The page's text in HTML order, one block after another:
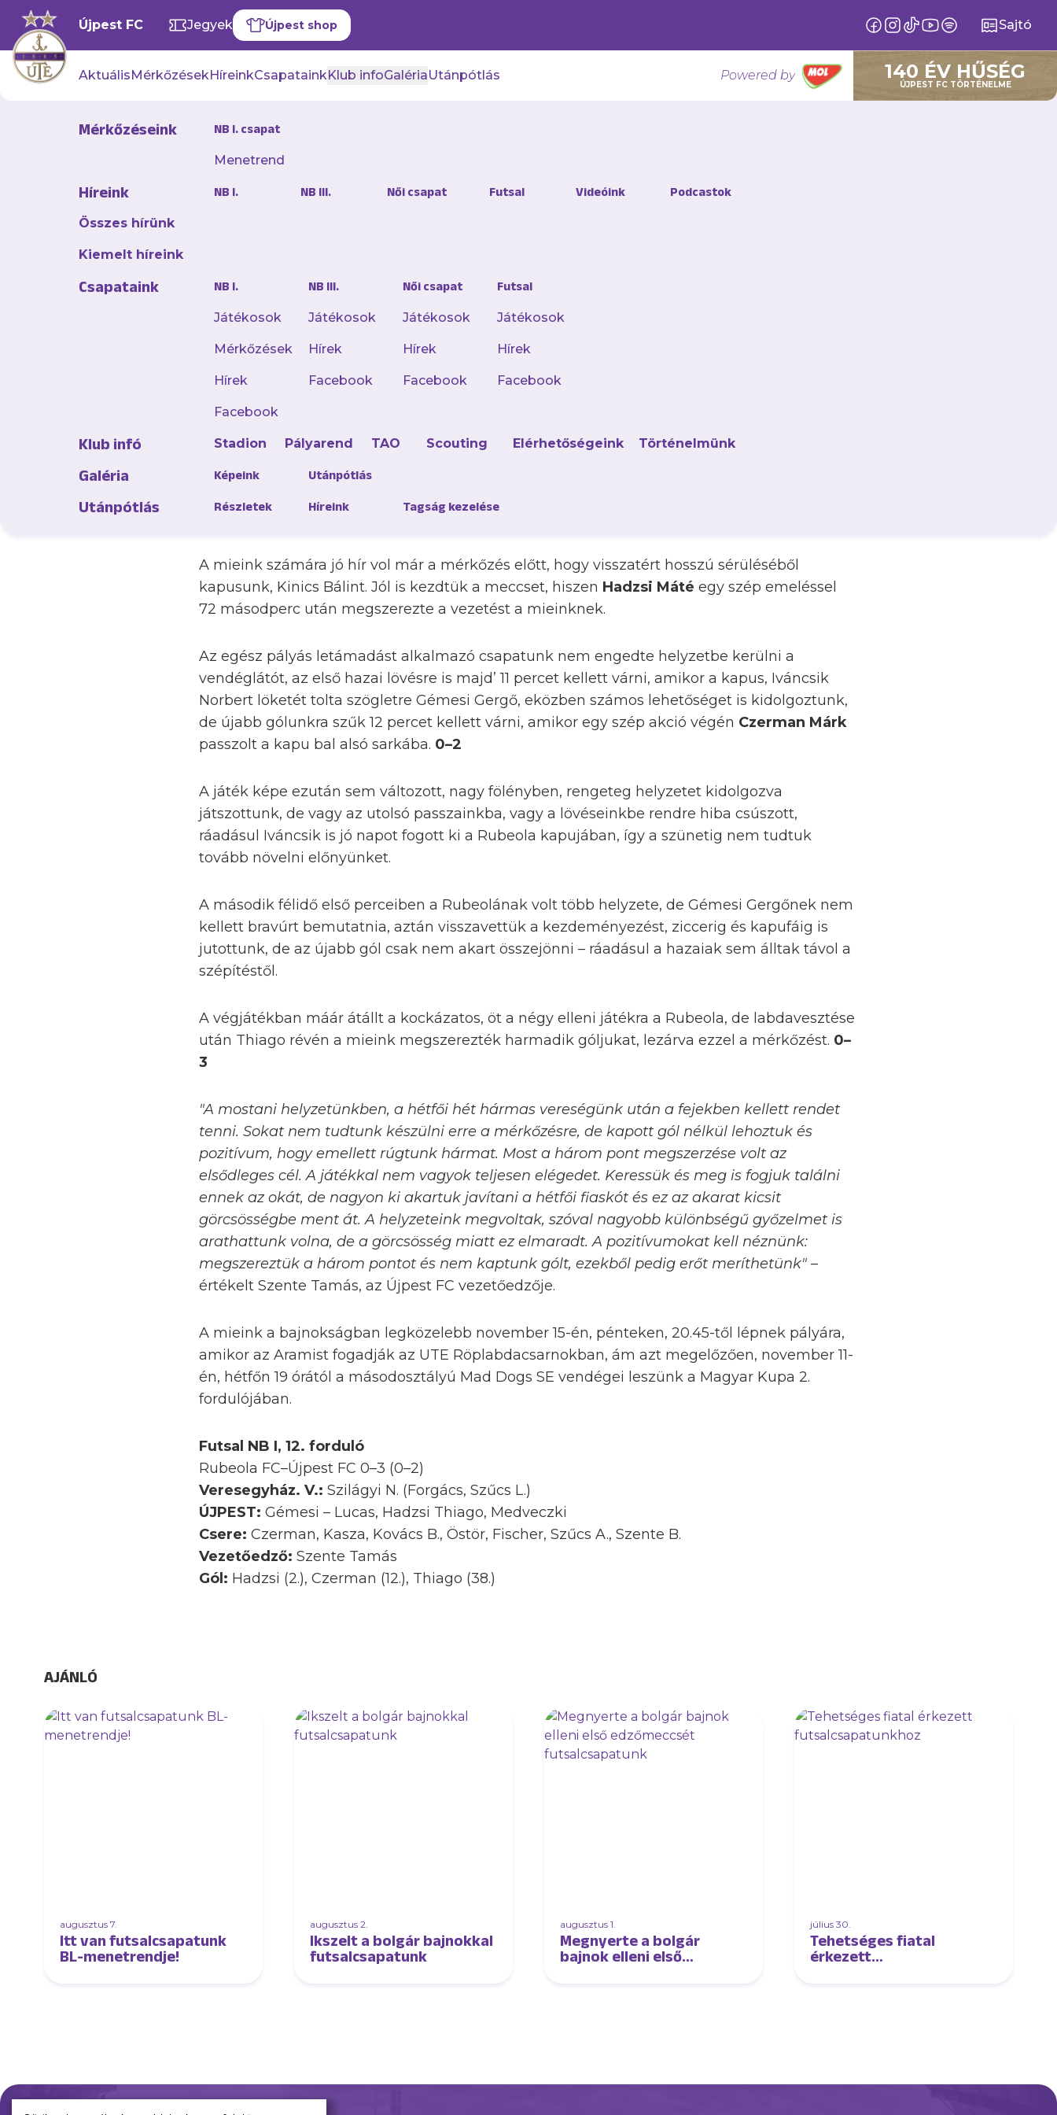
Újpest FC Jegyek Újpest shop Sajtó
AktuálisMérkőzésekHíreinkCsapatainkKlub infoGalériaUtánpótlás Powered by 140 ÉV HŰSÉG
ÚJPEST FC TÖRTÉNELME
Mérkőzéseink NB I. csapat
Menetrend
Híreink
Összes hírünk
Kiemelt híreink
NB I. NB III. Női csapat Futsal Videóink Podcastok
Csapataink NB I.
Játékosok
Mérkőzések
Hírek
Facebook
NB III.
Játékosok
Hírek
Facebook
Női csapat
Játékosok
Hírek
Facebook
Futsal
Játékosok
Hírek
Facebook
Klub infó Stadion Pályarend TAO Scouting Elérhetőségeink Történelmünk
Galéria Képeink Utánpótlás
Utánpótlás Részletek Híreink Tagság kezelése
Másodszor is legyőztük a Rubeolát
vendégeként.
A javítás reményében látogattunk Veresegyházra a Rubeolához az alapszakasz második
vereségbe szaladt bele a Magyar Futsal Akadémia ellen. Ugyanakkor a házigazdáknak is
volt mit bizonyítaniuk, hiszen fűthette őket a revansvágy a nyitókörben elszenvedett 5–1-es
kell ragadnia, hogy pontokat szerezzen.
A mieink számára jó hír vol már a mérkőzés előtt, hogy visszatért hosszú sérüléséből
kapusunk, Kinics Bálint. Jól is kezdtük a meccset, hiszen Hadzsi Máté egy szép emeléssel
72 másodperc után megszerezte a vezetést a mieinknek.
Az egész pályás letámadást alkalmazó csapatunk nem engedte helyzetbe kerülni a
vendéglátót, az első hazai lövésre is majd’ 11 percet kellett várni, amikor a kapus, Iváncsik
Norbert löketét tolta szögletre Gémesi Gergő, eközben számos lehetőséget is kidolgoztunk,
de újabb gólunkra szűk 12 percet kellett várni, amikor egy szép akció végén Czerman Márk
passzolt a kapu bal alsó sarkába. 0–2
A játék képe ezután sem változott, nagy fölényben, rengeteg helyzetet kidolgozva
játszottunk, de vagy az utolsó passzainkba, vagy a lövéseinkbe rendre hiba csúszott,
ráadásul Iváncsik is jó napot fogott ki a Rubeola kapujában, így a szünetig nem tudtuk
tovább növelni előnyünket.
A második félidő első perceiben a Rubeolának volt több helyzete, de Gémesi Gergőnek nem
kellett bravúrt bemutatnia, aztán visszavettük a kezdeményezést, ziccerig és kapufáig is
jutottunk, de az újabb gól csak nem akart összejönni – ráadásul a hazaiak sem álltak távol a
szépítéstől.
A végjátékban máár átállt a kockázatos, öt a négy elleni játékra a Rubeola, de labdavesztése
után Thiago révén a mieink megszerezték harmadik góljukat, lezárva ezzel a mérkőzést. 0–
3
"A mostani helyzetünkben, a hétfői hét hármas vereségünk után a fejekben kellett rendet
tenni. Sokat nem tudtunk készülni erre a mérkőzésre, de kapott gól nélkül lehoztuk és
pozitívum, hogy emellett rúgtunk hármat. Most a három pont megszerzése volt az
elsődleges cél. A játékkal nem vagyok teljesen elégedet. Keressük és meg is fogjuk találni
ennek az okát, de nagyon ki akartuk javítani a hétfői fiaskót és ez az akarat kicsit
görcsösségbe ment át. A helyzeteink megvoltak, szóval nagyobb különbségű győzelmet is
arathattunk volna, de a görcsösség miatt ez elmaradt. A pozitívumokat kell néznünk:
megszereztük a három pontot és nem kaptunk gólt, ezekből pedig erőt meríthetünk"–
értékelt Szente Tamás, az Újpest FC vezetőedzője.
A mieink a bajnokságban legközelebb november 15-én, pénteken, 20.45-től lépnek pályára,
amikor az Aramist fogadják az UTE Röplabdacsarnokban, ám azt megelőzően, november 11-
én, hétfőn 19 órától a másodosztályú Mad Dogs SE vendégei leszünk a Magyar Kupa 2.
fordulójában.
Futsal NB I, 12. forduló
Rubeola FC–Újpest FC 0–3 (0–2)
Veresegyház. V.: Szilágyi N. (Forgács, Szűcs L.)
ÚJPEST: Gémesi – Lucas, Hadzsi Thiago, Medveczki
Csere: Czerman, Kasza, Kovács B., Östör, Fischer, Szűcs A., Szente B.
Vezetőedző: Szente Tamás
Gól: Hadzsi (2.), Czerman (12.), Thiago (38.)
AJÁNLÓ
augusztus 7.
Itt van futsalcsapatunk
BL-menetrendje!
augusztus 2.
Ikszelt a bolgár bajnokkal
futsalcsapatunk
augusztus 1.
Megnyerte a bolgár
bajnok elleni első
július 30.
Tehetséges fiatal
érkezett